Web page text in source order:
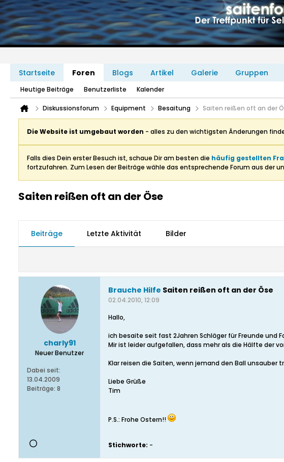
Startseite Foren Blogs Artikel Galerie Gruppen
Heutige Beiträge Benutzerliste Kalender
Diskussionsforum Equipment Besaitung Saiten reißen oft an der
Die Website ist umgebaut worden - alles zu den wichtigsten Änderungen
Falls dies Dein erster Besuch ist, schaue Dir am besten die häufig gestellten
fortzufahren. Zum Lesen der Beiträge wähle das entsprechende Forum aus der
Saiten reißen oft an der Öse
Beiträge Letzte Aktivität Bilder
charly91
Neuer Benutzer
Dabei seit:
13.04.2009
Beiträge: 8
Brauche Hilfe Saiten reißen oft an der Öse
02.04.2010, 12:09
Hallo,
ich besaite seit fast 2Jahren Schläger für Freunde und
Mir ist leider aufgefallen, dass mehr als die Hälfte der
Klar reisen die Saiten, wenn jemand den Ball
Liebe Grüße
Tim
P.S.: Frohe Ostern!!
Stichworte: -